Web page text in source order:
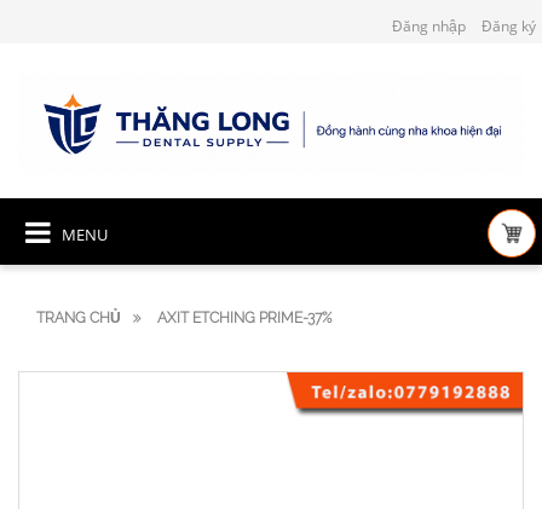
Đăng nhập Đăng ký
MENU
TRANG CHỦ AXIT ETCHING PRIME-37%